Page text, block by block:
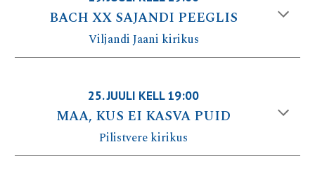
BACH XX SAJANDI PEEGLIS
Viljandi Jaani kirikus
25.JUULI KELL 19:00
MAA, KUS EI KASVA PUID
Pilistvere kirikus